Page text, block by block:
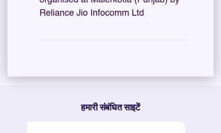
Reliance Jio Infocomm Ltd
हमारी संबंधित साइटें